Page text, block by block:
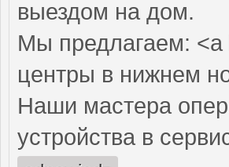
выездом на дом.
Мы предлагаем: <a
центры в нижнем
Наши мастера
устройства в